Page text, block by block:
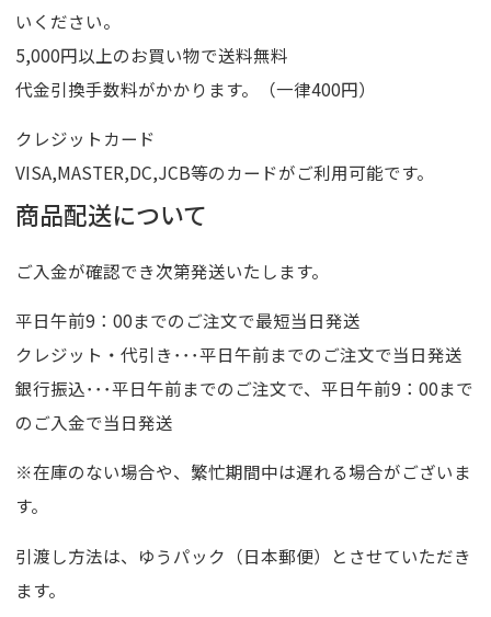
いください。
5,000円以上のお買い物で送料無料
代金引換手数料がかかります。（一律400円）
クレジットカード
VISA,MASTER,DC,JCB等のカードがご利用可能です。
商品配送について
ご入金が確認でき次第発送いたします。
平日午前9：00までのご注文で最短当日発送
クレジット・代引き･･･平日午前までのご注文で当日発送
銀行振込･･･平日午前までのご注文で、平日午前9：00まで
のご入金で当日発送
※在庫のない場合や、繁忙期間中は遅れる場合がございま
す。
引渡し方法は、ゆうパック（日本郵便）とさせていただき
ます。